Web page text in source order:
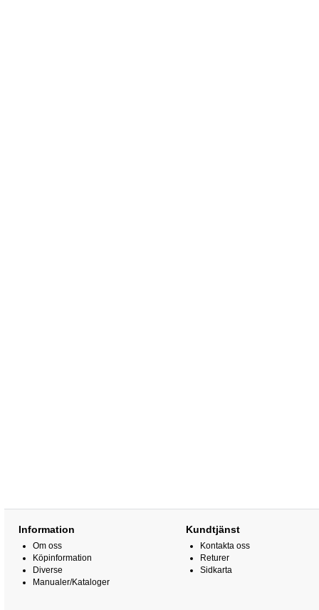
Information
Om oss
Köpinformation
Diverse
Manualer/Kataloger
Kundtjänst
Kontakta oss
Returer
Sidkarta